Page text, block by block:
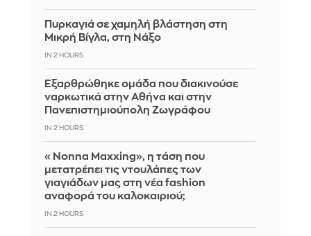
Πυρκαγιά σε χαμηλή βλάστηση στη
Μικρή Βίγλα, στη Νάξο
IN 2 HOURS
Εξαρθρώθηκε ομάδα που διακινούσε
ναρκωτικά στην Αθήνα και στην
Πανεπιστημιούπολη Ζωγράφου
IN 2 HOURS
«Nonna Maxxing», η τάση που
μετατρέπει τις ντουλάπες των
γιαγιάδων μας στη νέα fashion
αναφορά του καλοκαιριού;
IN 2 HOURS